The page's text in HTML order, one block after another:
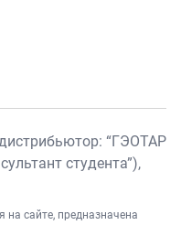
“ГЭОТАР
студента”),
сайте, предназначена